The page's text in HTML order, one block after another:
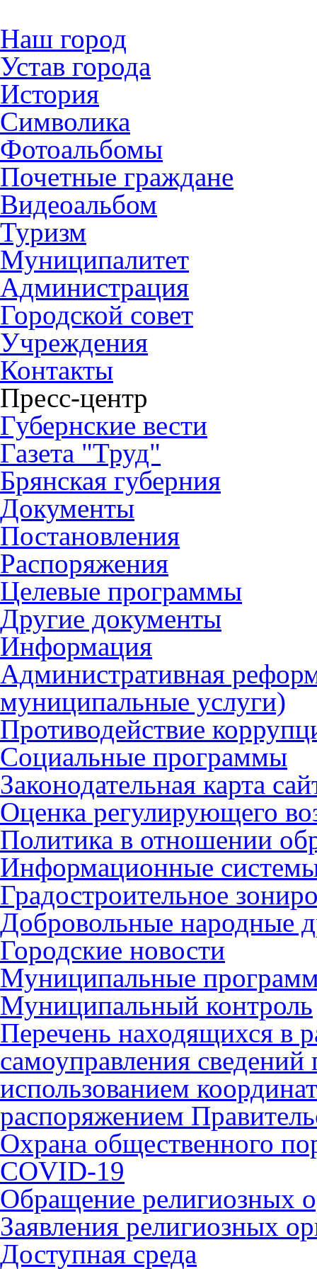
Наш город
Устав города
История
Символика
Фотоальбомы
Почетные граждане
Видеоальбом
Туризм
Муниципалитет
Администрация
Городской совет
Учреждения
Контакты
Пресс-центр
Губернские вести
Газета "Труд"
Брянская губерния
Документы
Постановления
Распоряжения
Целевые программы
Другие документы
Информация
Административная
муниципальные услуги)
Противодействие
Социальные программы
Законодательная карта
Оценка регулирующего
Политика в отношении
Информационные
Градостроительное
Добровольные народные
Городские новости
Муниципальные
Муниципальный контроль
Перечень находящихся в
самоуправления
использованием
распоряжением
Охрана общественного
COVID-19
Обращение религиозных
Заявления религиозных
Доступная среда